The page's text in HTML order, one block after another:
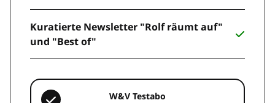
Kuratierte Newsletter "Rolf räumt auf"
und "Best of"
W&V Testabo